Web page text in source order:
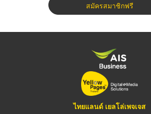
สมัครสมาชิกฟรี
ไทยแลนด์ เยลโล่เพจเจส